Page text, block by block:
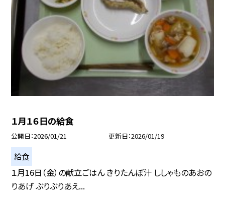
１月１６日の給食
公開日 2026/01/21 更新日 2026/01/19
給食
１月16日（金）の献立ごはん きりたんぽ汁 ししゃものあおの
りあげ ぶりぶりあえ...